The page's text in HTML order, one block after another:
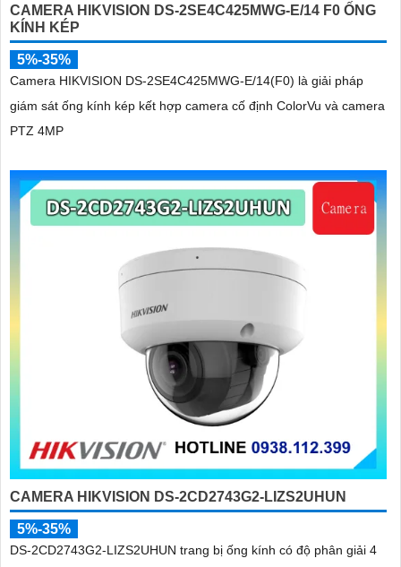
CAMERA HIKVISION DS-2SE4C425MWG-E/14 F0 ỐNG
KÍNH KÉP
5%-35%
Camera HIKVISION DS-2SE4C425MWG-E/14(F0) là giải pháp
giám sát ống kính kép kết hợp camera cố định ColorVu và camera
PTZ 4MP
CAMERA HIKVISION DS-2CD2743G2-LIZS2UHUN
5%-35%
DS-2CD2743G2-LIZS2UHUN trang bị ống kính có độ phân giải 4